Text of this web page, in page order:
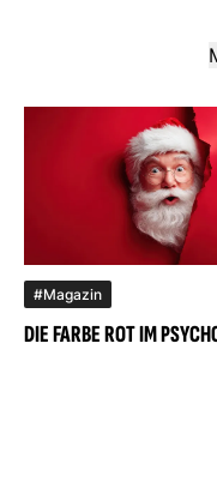
#Magazin
DIE FARBE ROT IM